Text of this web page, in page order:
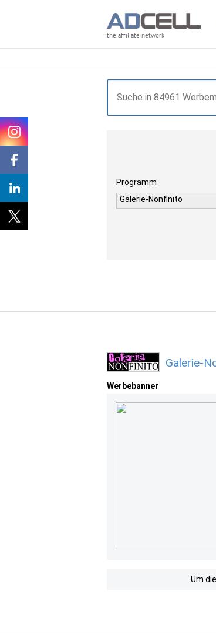
the affiliate network
Programm
Galerie-Nonfinito
Galerie-
Werbebanner
Um